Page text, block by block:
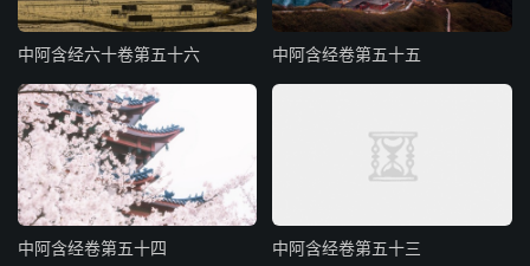
中阿含经六十卷第五十六 中阿含经卷第五十五
中阿含经卷第五十四 中阿含经卷第五十三